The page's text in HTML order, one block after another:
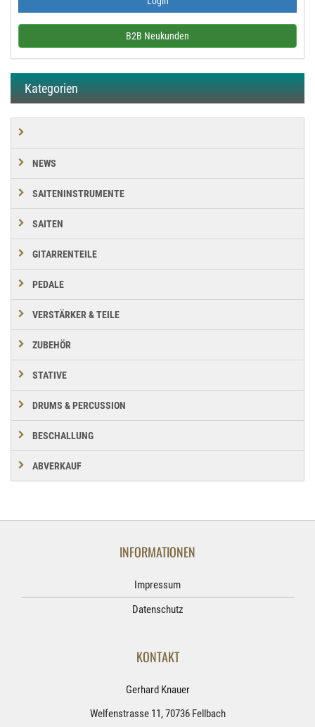
B2B Neukunden
Kategorien
NEWS
SAITENINSTRUMENTE
SAITEN
GITARRENTEILE
PEDALE
VERSTÄRKER & TEILE
ZUBEHÖR
STATIVE
DRUMS & PERCUSSION
BESCHALLUNG
ABVERKAUF
INFORMATIONEN
Impressum
Datenschutz
KONTAKT
Gerhard Knauer
Welfenstrasse 11, 70736 Fellbach